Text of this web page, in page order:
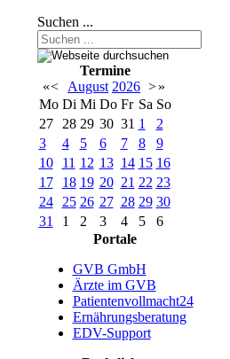
Suchen ...
Termine
«< August 2026 >»
Mo Di Mi Do Fr Sa So
27
28 29 30 31 1
2
3
4 5 6 7 8
9
10
11 12 13 14 15 16
17
18 19 20 21 22 23
24
25 26 27 28 29 30
31
1 2 3 4 5
6
Portale
GVB GmbH
Ärzte im GVB
Patientenvollmacht24
Ernährungsberatung
EDV-Support